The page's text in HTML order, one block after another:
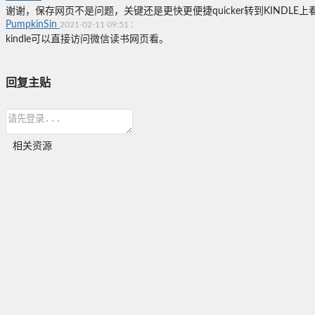
谢谢，保存网页不是问题，关键还是更快更便捷quicker转到KINDLE上
PumpkinSin 2021-02-11 09:51 :
kindle可以直接访问微信读书网页看。
回复主贴
相关资源